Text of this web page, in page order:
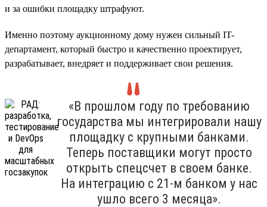
и за ошибки площадку штрафуют.
Именно поэтому аукционному дому нужен сильный IT-
департамент, который быстро и качественно проектирует,
разрабатывает, внедряет и поддерживает свои решения.
«В прошлом году по требованию
государства мы интегрировали нашу
площадку с крупными банками.
Теперь поставщики могут просто
открыть спецсчет в своем банке.
На интеграцию с 21-м банком у нас
ушло всего 3 месяца».